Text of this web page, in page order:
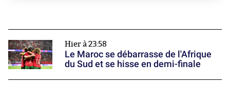
Hier à 23:58
Le Maroc se débarrasse de l'Afrique
du Sud et se hisse en demi-finale